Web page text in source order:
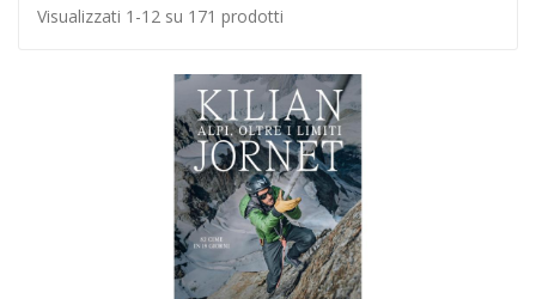
Visualizzati 1-12 su 171 prodotti